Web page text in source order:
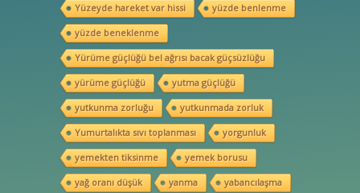
Yüzeyde hareket var hissi yüzde benlenme
yüzde beneklenme
Yürüme güçlüğü bel ağrısı bacak güçsüzlüğu
yürüme güçlüğü yutma güçlüğü
yutkunma zorluğu yutkunmada zorluk
Yumurtalıkta sıvı toplanması yorgunluk
yemekten tiksinme yemek borusu
yağ oranı düşük yanma yabancılaşma